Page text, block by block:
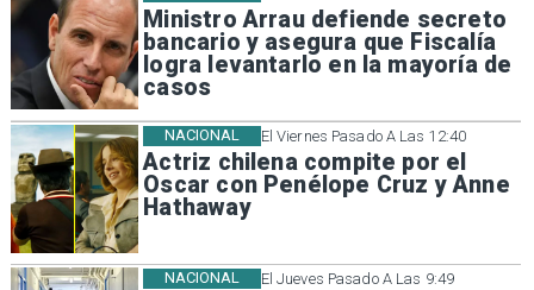
Ministro Arrau defiende secreto
bancario y asegura que Fiscalía
logra levantarlo en la mayoría de
casos
El Viernes Pasado A Las 12:40
Actriz chilena compite por el
Oscar con Penélope Cruz y Anne
Hathaway
NACIONAL
El Jueves Pasado A Las 9:49
NACIONAL